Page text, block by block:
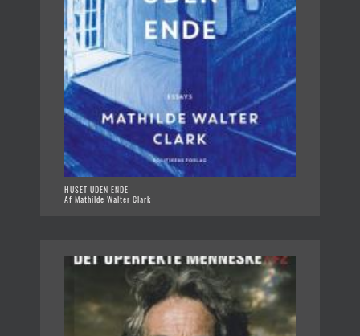
HUSET UDEN ENDE
Af Mathilde Walter Clark